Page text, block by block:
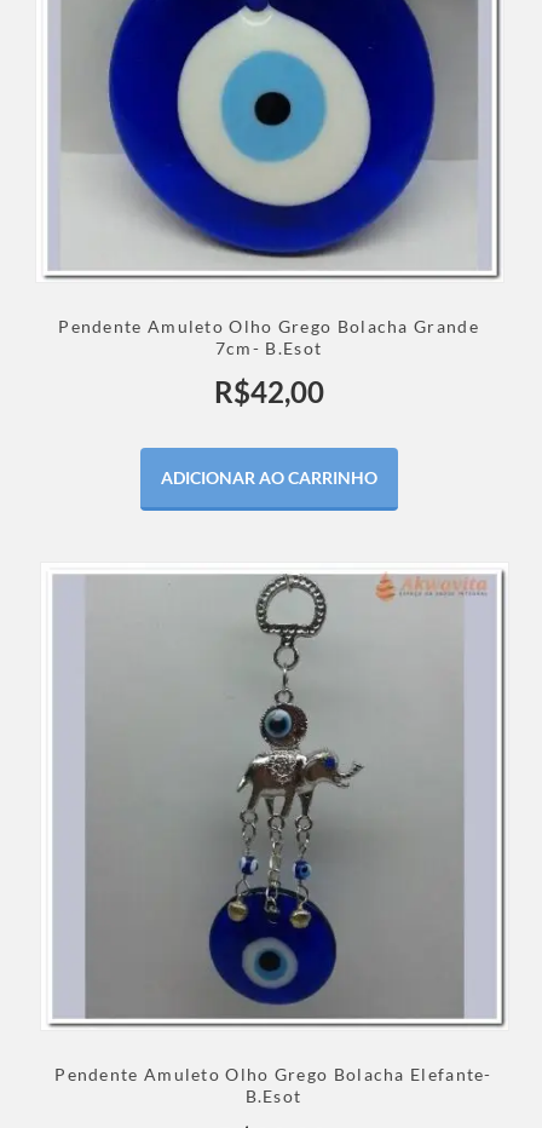
Pendente Amuleto Olho Grego Bolacha Grande
7cm- B.Esot
R$42,00
ADICIONAR AO CARRINHO
Pendente Amuleto Olho Grego Bolacha Elefante-
B.Esot